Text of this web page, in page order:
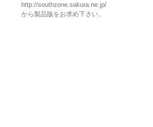
http://southzone.sakura.ne.jp/
から製品版をお求め下さい。